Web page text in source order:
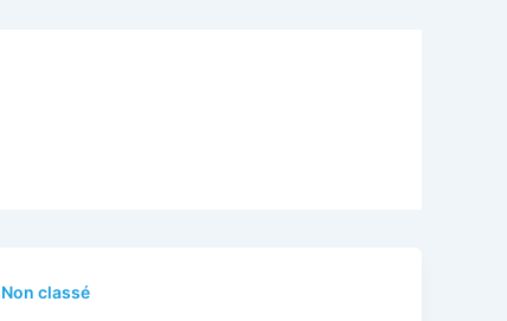
Non classé